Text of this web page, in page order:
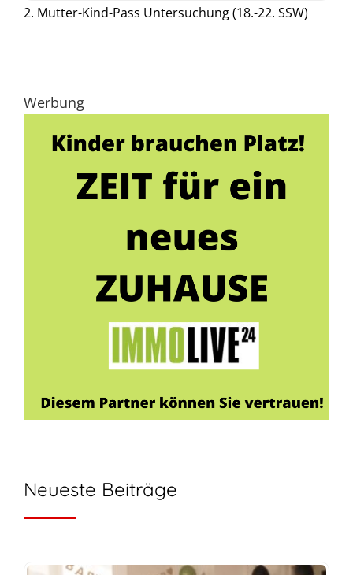
2. Mutter-Kind-Pass Untersuchung (18.-22. SSW)
Werbung
Neueste Beiträge